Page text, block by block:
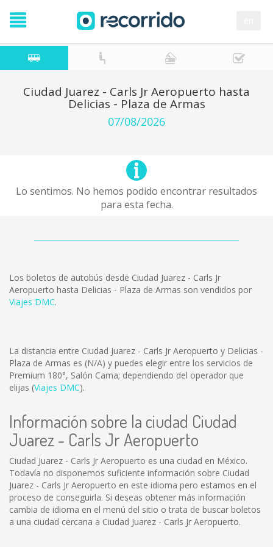
Ciudad Juarez - Carls Jr Aeropuerto hasta
Delicias - Plaza de Armas
07/08/2026
Lo sentimos. No hemos podido encontrar resultados
para esta fecha.
Los boletos de autobús desde Ciudad Juarez - Carls Jr
Aeropuerto hasta Delicias - Plaza de Armas son vendidos por
Viajes DMC.
La distancia entre Ciudad Juarez - Carls Jr Aeropuerto y Delicias -
Plaza de Armas es (N/A) y puedes elegir entre los servicios de
Premium 180°, Salón Cama; dependiendo del operador que
elijas (Viajes DMC).
Información sobre la ciudad Ciudad
Juarez - Carls Jr Aeropuerto
Ciudad Juarez - Carls Jr Aeropuerto es una ciudad en México.
Todavía no disponemos suficiente información sobre Ciudad
Juarez - Carls Jr Aeropuerto en este idioma pero estamos en el
proceso de conseguirla. Si deseas obtener más información
cambia de idioma en el menú del sitio o trata de buscar boletos
a una ciudad cercana a Ciudad Juarez - Carls Jr Aeropuerto.